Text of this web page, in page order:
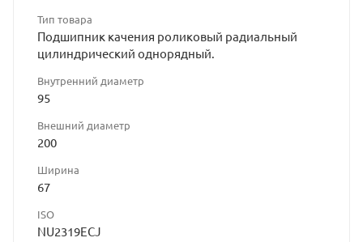
Тип товара
Подшипник качения роликовый радиальный
цилиндрический однорядный.
Внутренний диаметр
95
Внешний диаметр
200
Ширина
67
ISO
NU2319ECJ